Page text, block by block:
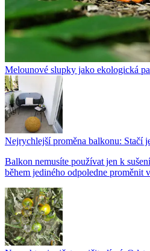
Melounové slupky jako ekologická
Nejrychlejší proměna balkonu: Stačí
Balkon nemusíte používat jen k
během jediného odpoledne proměnit